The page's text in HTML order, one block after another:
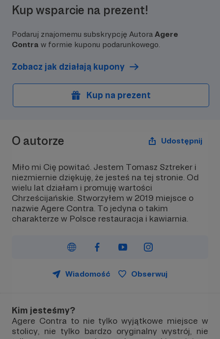
Kup wsparcie na prezent!
Podaruj znajomemu subskrypcję Autora Agere
Contra w formie kuponu podarunkowego.
Zobacz jak działają kupony
Kup na prezent
O autorze Udostępnij
Miło mi Cię powitać. Jestem Tomasz Sztreker i
niezmiernie dziękuję, że jesteś na tej stronie. Od
wielu lat działam i promuję wartości
Chrześcijańskie. Stworzyłem w 2019 miejsce o
nazwie Agere Contra. To jedyna o takim
charakterze w Polsce restauracja i kawiarnia.
Wiadomość Obserwuj
Kim jesteśmy?
Agere Contra to nie tylko wyjątkowe miejsce w
stolicy, nie tylko bardzo oryginalny wystrój, nie